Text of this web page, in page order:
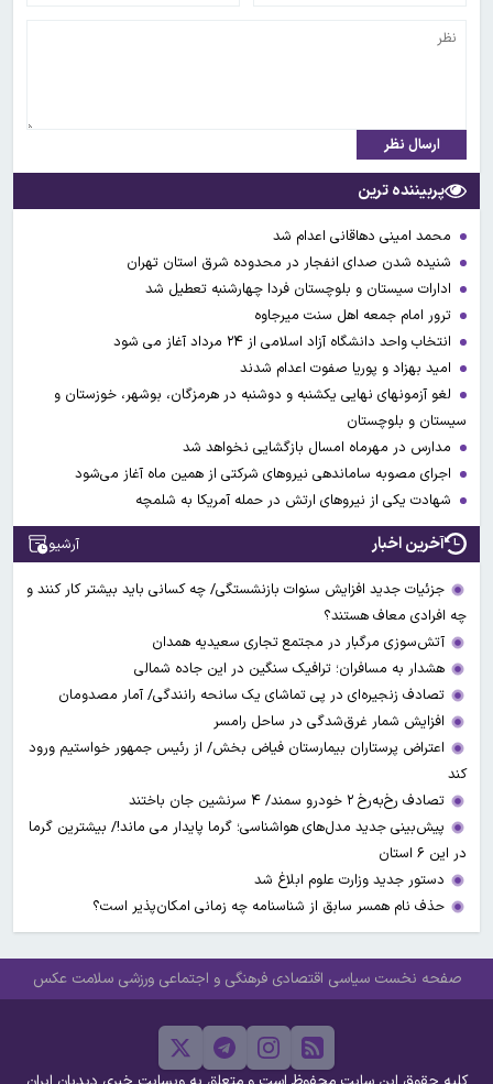
ارسال نظر
پربیننده ترین
محمد امینی دهاقانی اعدام شد
شنیده شدن صدای انفجار در محدوده شرق استان تهران
ادارات سیستان و بلوچستان فردا چهارشنبه تعطیل شد
ترور امام جمعه اهل سنت میرجاوه
انتخاب واحد دانشگاه آزاد اسلامی از ۲۴ مرداد آغاز می شود
امید بهزاد و پوریا صفوت اعدام شدند
لغو آزمونهای نهایی یکشنبه و دوشنبه در هرمزگان، بوشهر، خوزستان و
سیستان و بلوچستان
مدارس در مهرماه امسال بازگشایی نخواهد شد
اجرای مصوبه ساماندهی نیرو‌های شرکتی از همین ماه آغاز می‌شود
شهادت یکی از نیروهای ارتش در حمله آمریکا به شلمچه
آخرین اخبار آرشیو
جزئیات جدید افزایش سنوات بازنشستگی/ چه کسانی باید بیشتر کار کنند و
چه افرادی معاف هستند؟
آتش‌سوزی مرگبار در مجتمع تجاری سعیدیه همدان
هشدار به مسافران؛ ترافیک سنگین در این جاده شمالی
تصادف زنجیره‌ای در پی تماشای یک سانحه رانندگی/ آمار مصدومان
افزایش شمار غرق‌شدگی در ساحل رامسر
اعتراض پرستاران بیمارستان فیاض بخش/ از رئیس جمهور خواستیم ورود
کند
تصادف رخ‌به‌رخ ۲ خودرو سمند/ ۴ سرنشین جان باختند
پیش‌بینی جدید مدل‌های هواشناسی؛ گرما پایدار می ماند!/ بیشترین گرما
در این ۶ استان
دستور جدید وزارت علوم ابلاغ شد
حذف نام همسر سابق از شناسنامه چه زمانی امکان‌پذیر است؟
صفحه نخست سیاسی اقتصادی فرهنگی و اجتماعی ورزشی سلامت عکس